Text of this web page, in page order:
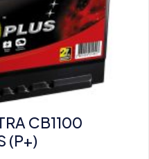
CB1100
(P+)